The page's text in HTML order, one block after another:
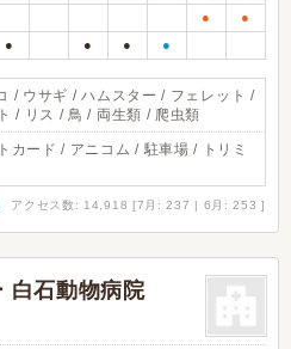
● ●
● ● ● ●
/ ウサギ / ハムスター / フェレット /
/ リス / 鳥 / 両生類 / 爬虫類
カード / アニコム / 駐車場 / トリミ
アクセス数: 14,918 [7月: 237 | 6月: 253 ]
白石動物病院